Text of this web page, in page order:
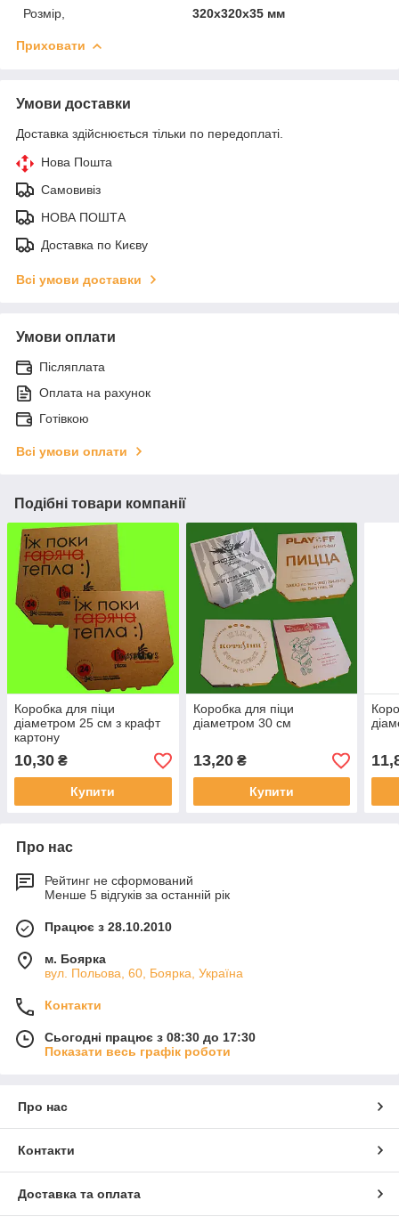
Розмір,
320х320х35 мм
Приховати
Умови доставки
Доставка здійснюється тільки по передоплаті.
Нова Пошта
Самовивіз
НОВА ПОШТА
Доставка по Києву
Всі умови доставки
Умови оплати
Післяплата
Оплата на рахунок
Готівкою
Всі умови оплати
Подібні товари компанії
Коробка для піци
діаметром 25 см з крафт
картону
10,30 ₴
Купити
Коробка для піци
діаметром 30 см
13,20₴
Купити
Про нас
Рейтинг не сформований
Менше 5 відгуків за останній рік
Працює з 28.10.2010
м. Боярка
вул. Польова, 60, Боярка, Україна
Контакти
Сьогодні працює з 08:30 до 17:30
Показати весь графік роботи
Про нас
Контакти
Доставка та оплата